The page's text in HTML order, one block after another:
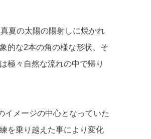
夏の太陽の陽射しに焼かれ
的な2本の角の様な形状、そ
極々自然な流れの中で帰り
イメージの中心となっていた
を乗り越えた事により変化